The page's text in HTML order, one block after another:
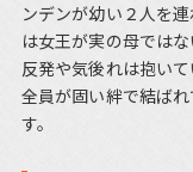
ンデンが幼い２人を
は女王が実の母では
反発や気後れは抱い
全員が固い絆で結ば
す。